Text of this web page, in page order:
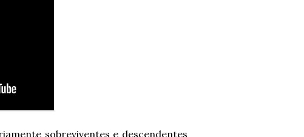
sobreviventes e descendentes